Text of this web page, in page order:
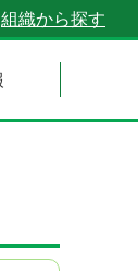
組織から探す